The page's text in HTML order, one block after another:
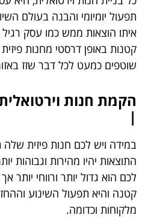
תפעול יומיומי והבנה בעולם
איתו הוצאות ממש כמו עסק רגיל
קטנות באופן דרסטי מחנות
שוטפים כמעט לכל דבר שזז
הקמת חנות
|
במידה ויש לכם חנות פיזית
התוצאות יהיו מהירות וגבוהות
לכם הוא גדול יותר ורווחי יותר
קטנה והיא תפעול השינוע
מלקוחות וכדומה.